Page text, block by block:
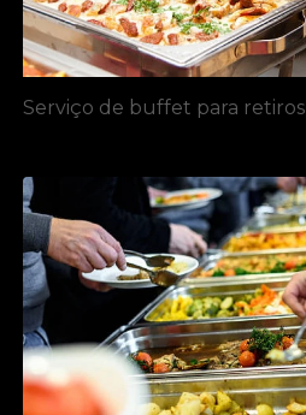
Serviço de buffet para retiros